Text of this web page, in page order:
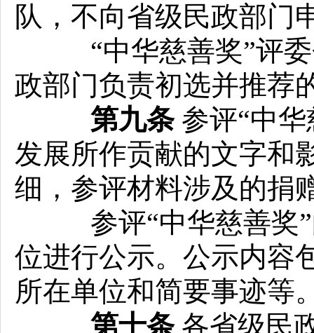
队，不向省级民政部门
“中华慈善奖”评委
政部门负责初选并推荐
第九条参评“中华
发展所作贡献的文字和
细，参评材料涉及的捐
参评“中华慈善奖”
位进行公示。公示内容
所在单位和简要事迹等
第十条各省级民